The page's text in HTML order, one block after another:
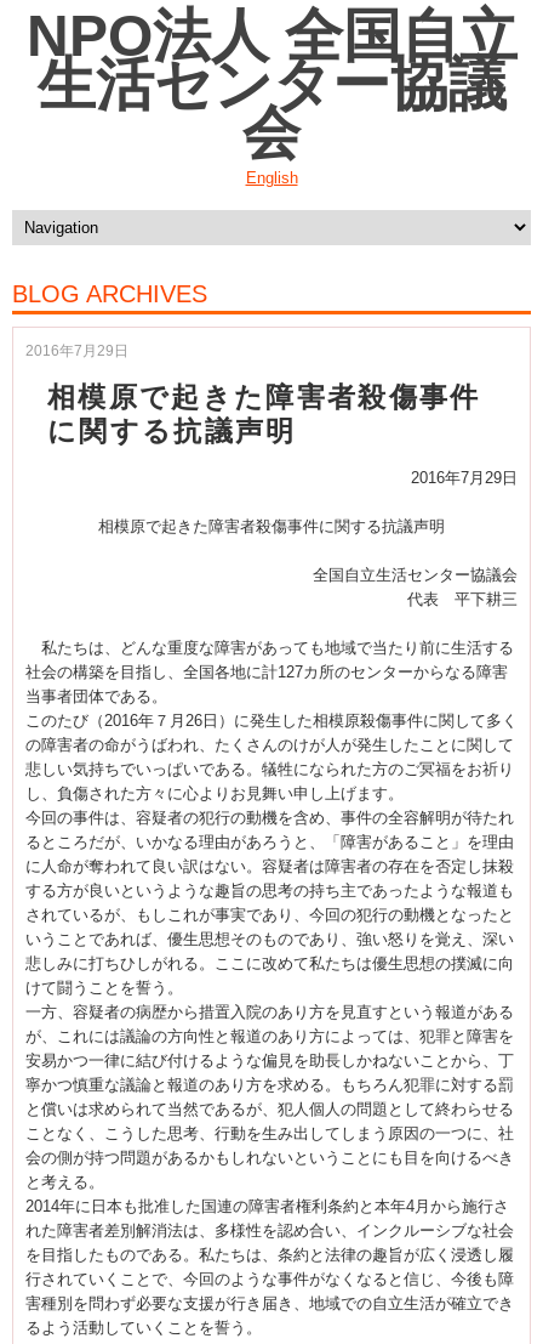
NPO法人 全国自立
生活センター協議
会
English
BLOG ARCHIVES
2016年7月29日
相模原で起きた障害者殺傷事件
に関する抗議声明
2016年7月29日
相模原で起きた障害者殺傷事件に関する抗議声明
全国自立生活センター協議会
代表 平下耕三
私たちは、どんな重度な障害があっても地域で当たり前に生活する
社会の構築を目指し、全国各地に計127カ所のセンターからなる障害
当事者団体である。
このたび（2016年７月26日）に発生した相模原殺傷事件に関して多く
の障害者の命がうばわれ、たくさんのけが人が発生したことに関して
悲しい気持ちでいっぱいである。犠牲になられた方のご冥福をお祈り
し、負傷された方々に心よりお見舞い申し上げます。
今回の事件は、容疑者の犯行の動機を含め、事件の全容解明が待たれ
るところだが、いかなる理由があろうと、「障害があること」を理由
に人命が奪われて良い訳はない。容疑者は障害者の存在を否定し抹殺
する方が良いというような趣旨の思考の持ち主であったような報道も
されているが、もしこれが事実であり、今回の犯行の動機となったと
いうことであれば、優生思想そのものであり、強い怒りを覚え、深い
悲しみに打ちひしがれる。ここに改めて私たちは優生思想の撲滅に向
けて闘うことを誓う。
一方、容疑者の病歴から措置入院のあり方を見直すという報道がある
が、これには議論の方向性と報道のあり方によっては、犯罪と障害を
安易かつ一律に結び付けるような偏見を助長しかねないことから、丁
寧かつ慎重な議論と報道のあり方を求める。もちろん犯罪に対する罰
と償いは求められて当然であるが、犯人個人の問題として終わらせる
ことなく、こうした思考、行動を生み出してしまう原因の一つに、社
会の側が持つ問題があるかもしれないということにも目を向けるべき
と考える。
2014年に日本も批准した国連の障害者権利条約と本年4月から施行さ
れた障害者差別解消法は、多様性を認め合い、インクルーシブな社会
を目指したものである。私たちは、条約と法律の趣旨が広く浸透し履
行されていくことで、今回のような事件がなくなると信じ、今後も障
害種別を問わず必要な支援が行き届き、地域での自立生活が確立でき
るよう活動していくことを誓う。